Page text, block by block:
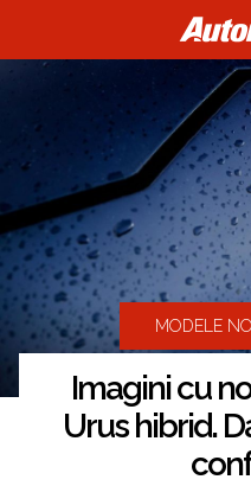
MODELE NOI
Imagini cu
Urus hibrid.